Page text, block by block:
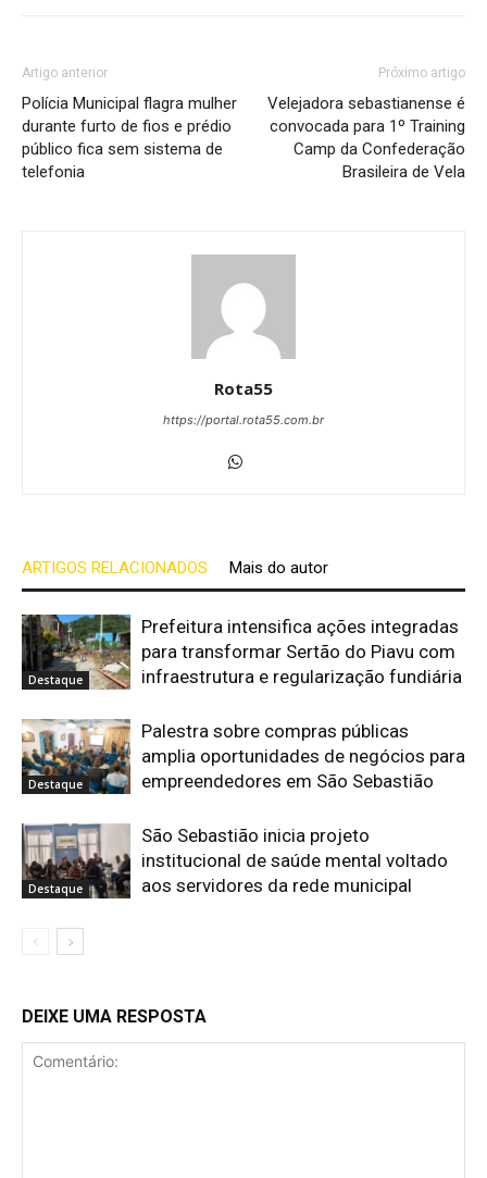
Artigo anterior
Polícia Municipal flagra mulher
durante furto de fios e prédio
público fica sem sistema de
telefonia
Próximo artigo
Velejadora sebastianense é
convocada para 1º Training
Camp da Confederação
Brasileira de Vela
Rota55
https://portal.rota55.com.br
ARTIGOS RELACIONADOS Mais do autor
Destaque
Prefeitura intensifica ações integradas
para transformar Sertão do Piavu com
infraestrutura e regularização fundiária
Destaque
Palestra sobre compras públicas
amplia oportunidades de negócios para
empreendedores em São Sebastião
Destaque
São Sebastião inicia projeto
institucional de saúde mental voltado
aos servidores da rede municipal
DEIXE UMA RESPOSTA